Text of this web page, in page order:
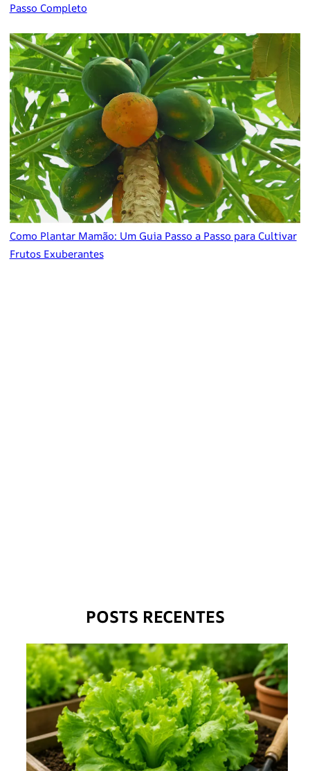
Passo Completo
Como Plantar Mamão: Um Guia Passo a Passo para Cultivar
Frutos Exuberantes
POSTS RECENTES